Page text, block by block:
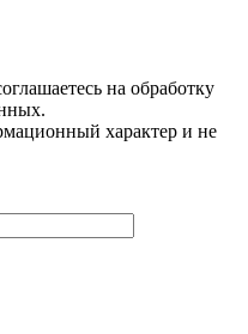
на обработку
характер и не